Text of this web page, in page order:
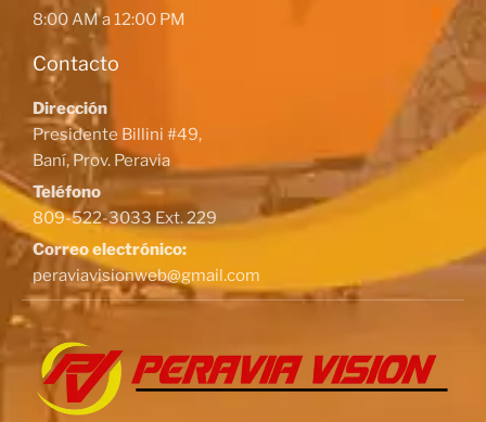
8:00 AM a 12:00 PM
Contacto
Dirección
Presidente Billini #49,
Baní, Prov. Peravia
Teléfono
809-522-3033 Ext. 229
Correo electrónico:
peraviavisionweb@gmail.com